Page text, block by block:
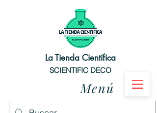
La Tienda Científica
SCIENTIFIC DECO
Menú